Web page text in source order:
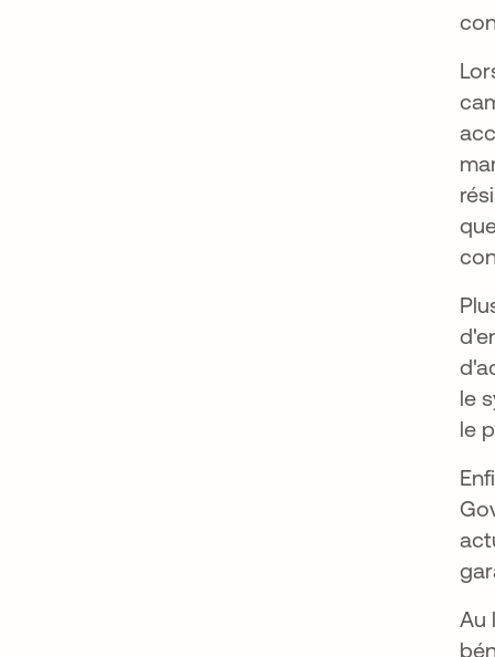
le
le
Au